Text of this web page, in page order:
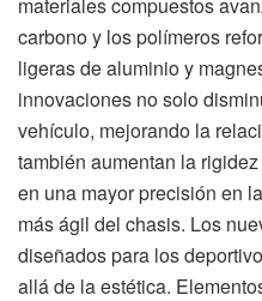
carbono y los polímeros
ligeras de aluminio y
innovaciones no solo
vehículo, mejorando la
también aumentan la
en una mayor precisión en
más ágil del chasis. Los
diseñados para los
allá de la estética.